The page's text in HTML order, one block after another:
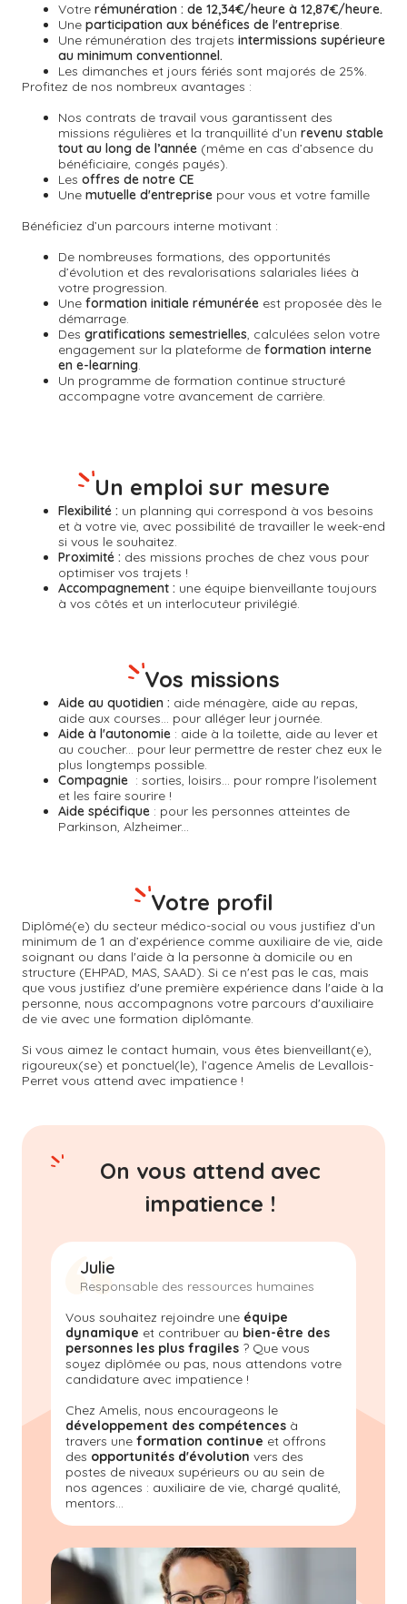
Votre rémunération : de 12,34€/heure à 12,87€/heure.
Une participation aux bénéfices de l'entreprise.
Une rémunération des trajets intermissions supérieure
au minimum conventionnel.
Les dimanches et jours fériés sont majorés de 25%.
Profitez de nos nombreux avantages :
Nos contrats de travail vous garantissent des
missions régulières et la tranquillité d’un revenu stable
tout au long de l’année (même en cas d’absence du
bénéficiaire, congés payés).
Les offres de notre CE
Une mutuelle d'entreprise pour vous et votre famille
Bénéficiez d’un parcours interne motivant :
De nombreuses formations, des opportunités
d’évolution et des revalorisations salariales liées à
votre progression.
Une formation initiale rémunérée est proposée dès le
démarrage.
Des gratifications semestrielles, calculées selon votre
engagement sur la plateforme de formation interne
en e-learning.
Un programme de formation continue structuré
accompagne votre avancement de carrière.
Flexibilité : un planning qui correspond à vos besoins
et à votre vie, avec possibilité de travailler le week-end
si vous le souhaitez.
Proximité : des missions proches de chez vous pour
optimiser vos trajets !
Accompagnement : une équipe bienveillante toujours
à vos côtés et un interlocuteur privilégié.
Un emploi sur mesure
Aide au quotidien : aide ménagère, aide au repas,
aide aux courses... pour alléger leur journée.
Aide à l'autonomie : aide à la toilette, aide au lever et
au coucher... pour leur permettre de rester chez eux le
plus longtemps possible.
Compagnie : sorties, loisirs... pour rompre l'isolement
et les faire sourire !
Aide spécifique : pour les personnes atteintes de
Parkinson, Alzheimer...
Vos missions
Diplômé(e) du secteur médico-social ou vous justifiez d’un
minimum de 1 an d’expérience comme auxiliaire de vie, aide
soignant ou dans l'aide à la personne à domicile ou en
structure (EHPAD, MAS, SAAD). Si ce n'est pas le cas, mais
que vous justifiez d'une première expérience dans l'aide à la
personne, nous accompagnons votre parcours d'auxiliaire
de vie avec une formation diplômante.
Si vous aimez le contact humain, vous êtes bienveillant(e),
rigoureux(se) et ponctuel(le), l’agence Amelis de Levallois-
Perret vous attend avec impatience !
Votre profil
On vous attend avec
impatience !
Julie
Responsable des ressources humaines
Vous souhaitez rejoindre une équipe
dynamique et contribuer au bien-être des
personnes les plus fragiles ? Que vous
soyez diplômée ou pas, nous attendons votre
candidature avec impatience !
Chez Amelis, nous encourageons le
développement des compétences à
travers une formation continue et offrons
des opportunités d'évolution vers des
postes de niveaux supérieurs ou au sein de
nos agences : auxiliaire de vie, chargé qualité,
mentors...